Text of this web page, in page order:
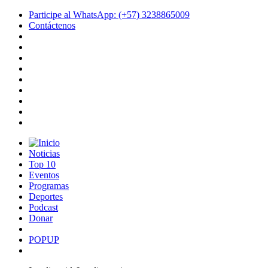
Participe al WhatsApp: (+57) 3238865009
Contáctenos
Noticias
Top 10
Eventos
Programas
Deportes
Podcast
Donar
POPUP